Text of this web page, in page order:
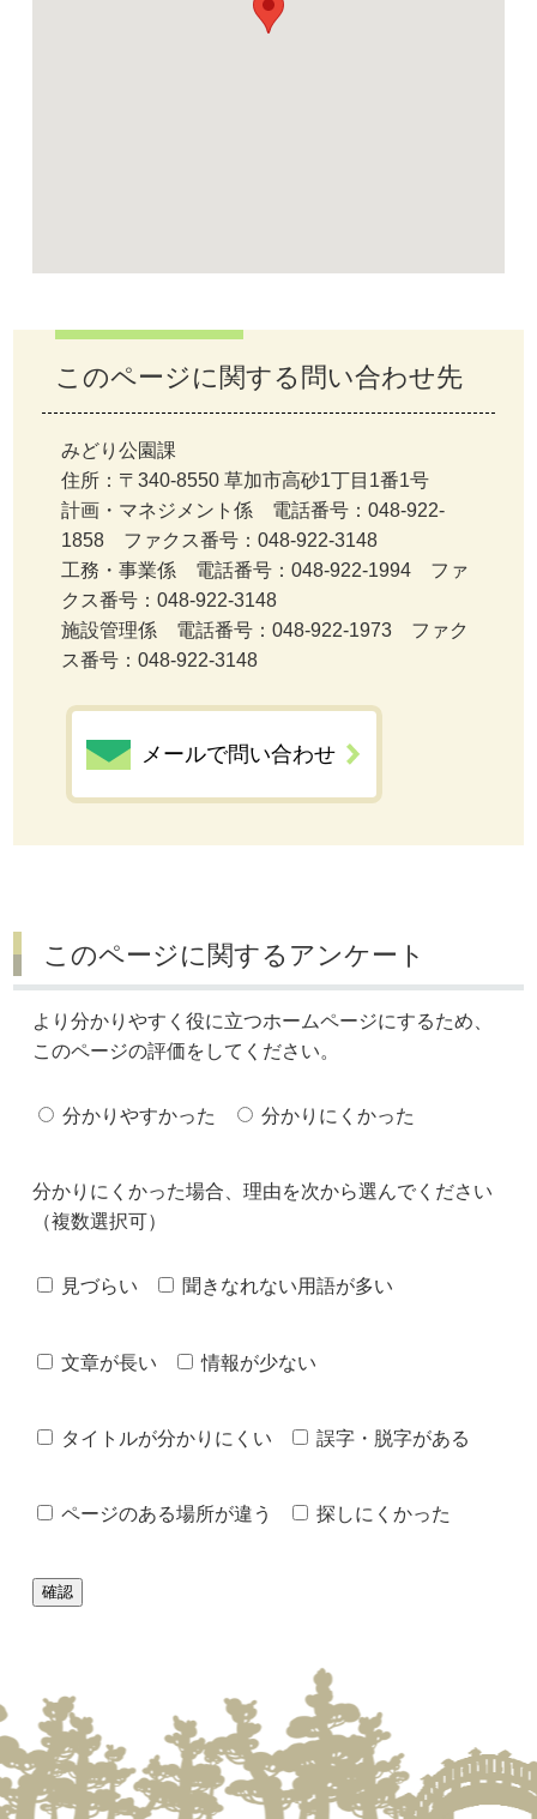
このページに関する問い合わせ先
みどり公園課
住所：〒340-8550 草加市高砂1丁目1番1号
計画・マネジメント係 電話番号：048-922-
1858 ファクス番号：048-922-3148
工務・事業係 電話番号：048-922-1994 ファ
クス番号：048-922-3148
施設管理係 電話番号：048-922-1973 ファク
ス番号：048-922-3148
メールで問い合わせ
このページに関するアンケート
より分かりやすく役に立つホームページにするため、
このページの評価をしてください。
分かりやすかった 分かりにくかった
分かりにくかった場合、理由を次から選んでください
（複数選択可）
見づらい 聞きなれない用語が多い
文章が長い 情報が少ない
タイトルが分かりにくい 誤字・脱字がある
ページのある場所が違う 探しにくかった